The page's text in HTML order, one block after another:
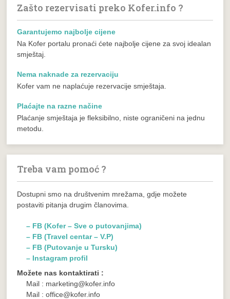
Zašto rezervisati preko Kofer.info ?
Garantujemo najbolje cijene
Na Kofer portalu pronaći ćete najbolje cijene za svoj idealan
smještaj.
Nema naknade za rezervaciju
Kofer vam ne naplaćuje rezervacije smještaja.
Plaćajte na razne načine
Plaćanje smještaja je fleksibilno, niste ograničeni na jednu
metodu.
Treba vam pomoć ?
Dostupni smo na društvenim mrežama, gdje možete
postaviti pitanja drugim članovima.
– FB (Kofer – Sve o putovanjima)
– FB (Travel centar – V.P)
– FB (Putovanje u Tursku)
– Instagram profil
Možete nas kontaktirati :
Mail : marketing@kofer.info
Mail : office@kofer.info